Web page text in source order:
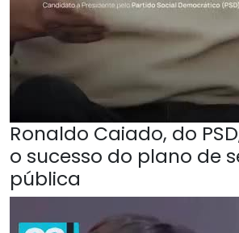
Ronaldo Caiado, do
o sucesso do plano de
pública